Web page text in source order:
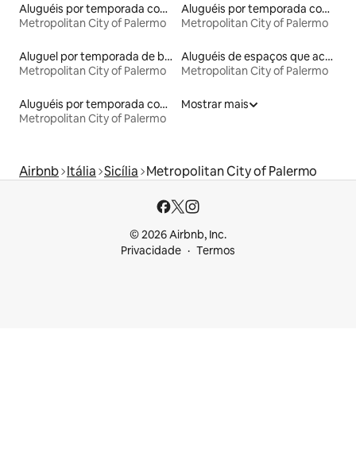
Aluguéis por temporada com varanda
Metropolitan City of Palermo
Aluguéis por temporada com acesso ao lago
Metropolitan City of Palermo
Aluguel por temporada de barcos
Metropolitan City of Palermo
Aluguéis de espaços que aceitam animais de estimação
Metropolitan City of Palermo
Aluguéis por temporada com suítes privativas
Metropolitan City of Palermo
Mostrar mais
Airbnb Itália Sicília Metropolitan City of Palermo
© 2026 Airbnb, Inc.
Privacidade
Termos